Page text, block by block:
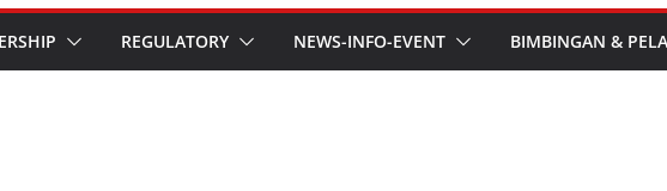
Muslok III Bengkalis
Pengurus Baru ORARI Riau Audiensi dan
REGULATORY NEWS-INFO-EVENT BIMBINGAN &